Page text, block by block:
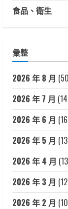
食品、衛生
彙整
2026 年 8 月
2026 年 7 月
2026 年 6 月
2026 年 5 月
2026 年 4 月
2026 年 3 月
2026 年 2 月